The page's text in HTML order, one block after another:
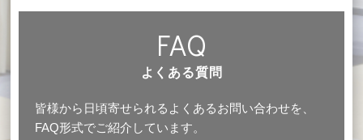
FAQ
よくある質問
皆様から日頃寄せられるよくあるお問い合わせを、
FAQ形式でご紹介しています。